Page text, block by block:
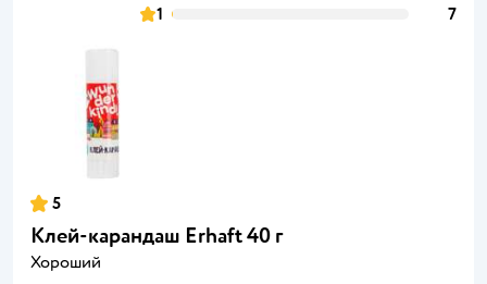
1
7
5
Клей-карандаш Erhaft 40 г
Хороший